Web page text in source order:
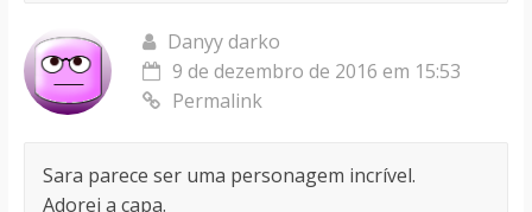
Danyy darko
9 de dezembro de 2016 em 15:53
Permalink
Sara parece ser uma personagem incrível.
Adorei a capa.